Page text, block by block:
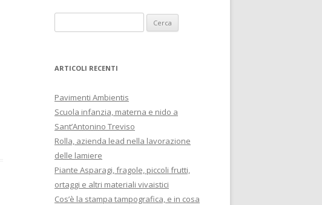
i
e
c
a
p
e
:
ARTICOLI RECENTI
Pavimenti Ambientis
Scuola infanzia, materna e nido a
Sant’Antonino Treviso
Rolla, azienda lead nella lavorazione
delle lamiere
Piante Asparagi, fragole, piccoli frutti,
ortaggi e altri materiali vivaistici
Cos’è la stampa tampografica, e in cosa